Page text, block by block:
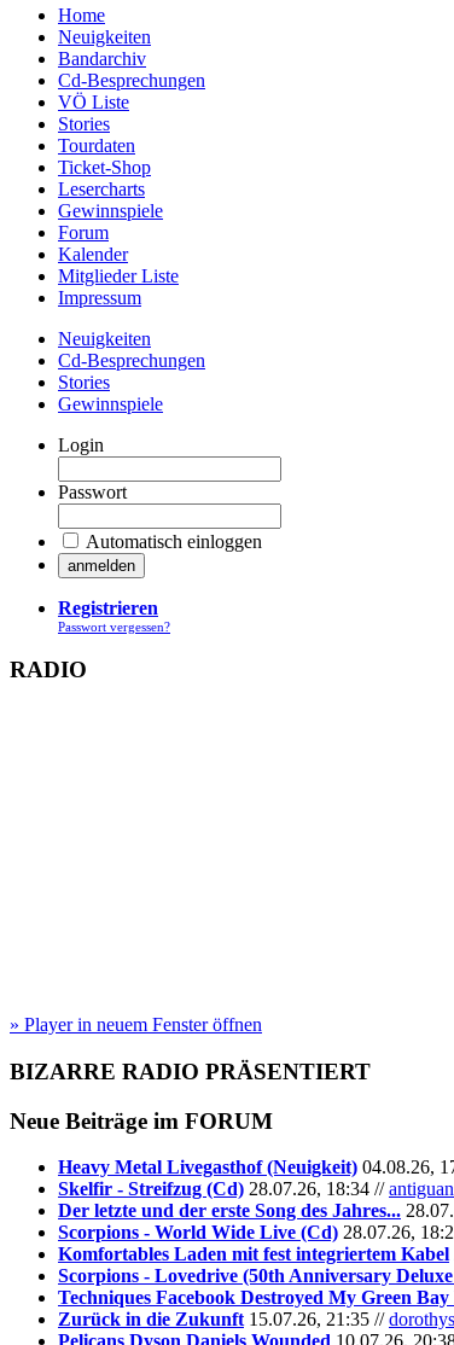
Home
Neuigkeiten
Bandarchiv
Cd-Besprechungen
VÖ Liste
Stories
Tourdaten
Ticket-Shop
Lesercharts
Gewinnspiele
Forum
Kalender
Mitglieder Liste
Impressum
Neuigkeiten
Cd-Besprechungen
Stories
Gewinnspiele
Login
Passwort
Automatisch einloggen
Registrieren
Passwort vergessen?
RADIO
» Player in neuem Fenster öffnen
BIZARRE RADIO PRÄSENTIERT
Neue Beiträge im FORUM
Heavy Metal Livegasthof (Neuigkeit) 04.08.26,
Skelfir - Streifzug (Cd) 28.07.26, 18:34 //
Der letzte und der erste Song des Jahres...
Scorpions - World Wide Live (Cd) 28.07.26,
Komfortables Laden mit fest integriertem Kabel
Scorpions - Lovedrive (50th Anniversary
Techniques Facebook Destroyed My Green Bay
Zurück in die Zukunft 15.07.26, 21:35 //